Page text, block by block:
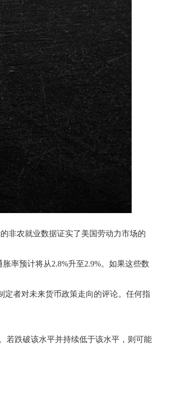
非农就业数据证实了美国劳动力市场的
率预计将从2.8%升至2.9%。如果这些数
定者对未来货币政策走向的评论。任何指
若跌破该水平并持续低于该水平，则可能